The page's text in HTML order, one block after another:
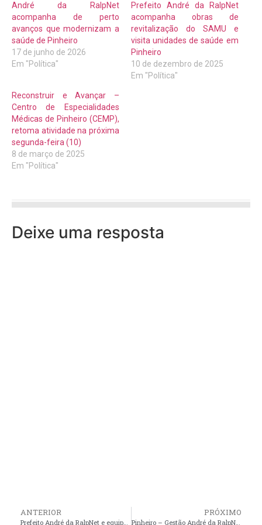
André da RalpNet
acompanha de perto
avanços que modernizam a
saúde de Pinheiro
17 de junho de 2026
Em "Política"
Prefeito André da RalpNet
acompanha obras de
revitalização do SAMU e
visita unidades de saúde em
Pinheiro
10 de dezembro de 2025
Em "Política"
Reconstruir e Avançar –
Centro de Especialidades
Médicas de Pinheiro (CEMP),
retoma atividade na próxima
segunda-feira (10)
8 de março de 2025
Em "Política"
Deixe uma resposta
ANTERIOR
Prefeito André da RalpNet e equipe do Estado, vistoriam locais que receberão grandes obras em Pinheiro
PRÓXIMO
Pinheiro – Gestão André da RalpNet inicia serviços de revitalização da avenida principal da Bubalina